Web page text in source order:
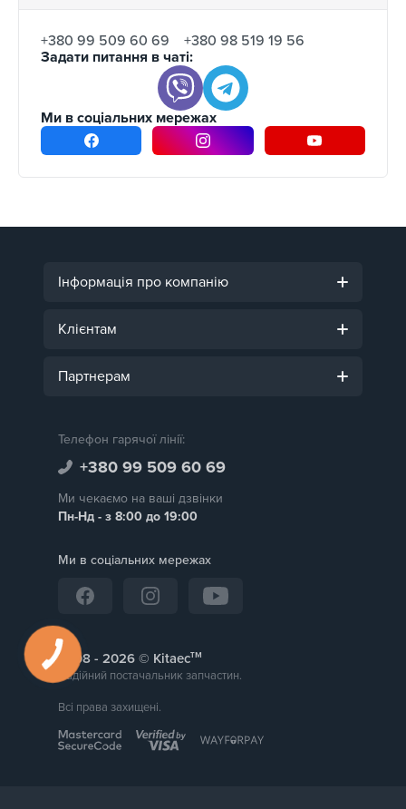
+380 99 509 60 69
+380 98 519 19 56
Задати питання в чаті:
Ми в соціальних мережах
Інформація про компанію
Клієнтам
Партнерам
Телефон гарячої лінії:
+380 99 509 60 69
Ми чекаємо на ваші дзвінки
Пн-Нд - з 8:00 до 19:00
Ми в соціальних мережах
2008 - © Kitaecтм
Надійний постачальник запчастин.
Всі права захищені.